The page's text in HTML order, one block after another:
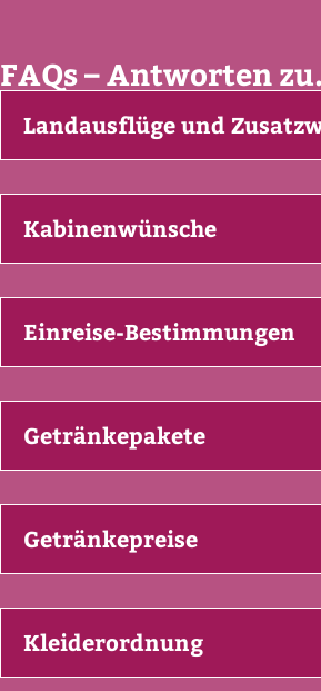
FAQs – Antworten
Landausflüge und
Kabinenwünsche
Einreise-Bestimmungen
Getränkepakete
Getränkepreise
Kleiderordnung